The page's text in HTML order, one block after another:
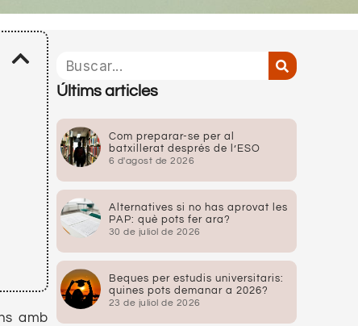
amb
Últims articles
Com preparar-se per al
batxillerat després de l’ESO
6 d'agost de 2026
Alternatives si no has aprovat les
PAP: què pots fer ara?
30 de juliol de 2026
Beques per estudis universitaris:
quines pots demanar a 2026?
23 de juliol de 2026